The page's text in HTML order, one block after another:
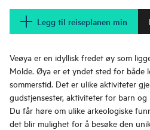
Legg til reiseplanen min
Veøya er en idyllisk fredet øy som
Molde. Øya er et yndet sted for både
sommerstid. Det er ulike aktiviteter
gudstjensester, aktiviteter for barn og
Du får høre om ulike arkeologiske
det blir mulighet for å besøke den